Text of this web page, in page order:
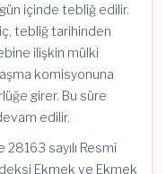
içinde tebliğ edilir.
tebliğ tarihinden
ilişkin mülki
komisyonuna
girer. Bu süre
edilir.
sayılı Resmî
Ekmek ve Ekmek